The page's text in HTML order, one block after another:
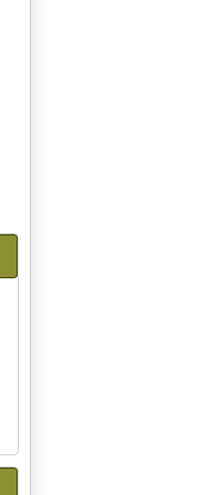
'
provenienti dal territorio